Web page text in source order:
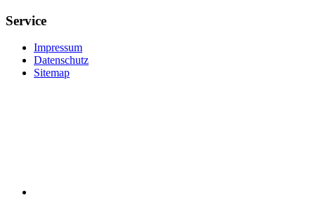
Service
Impressum
Datenschutz
Sitemap